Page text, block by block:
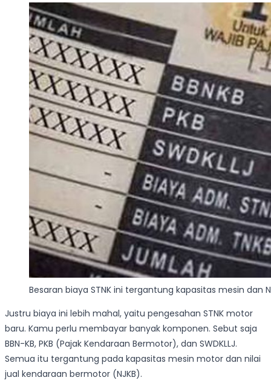
Besaran biaya STNK ini tergantung kapasitas mesin dan
Justru biaya ini lebih mahal, yaitu pengesahan STNK motor
baru. Kamu perlu membayar banyak komponen. Sebut saja
BBN-KB, PKB (Pajak Kendaraan Bermotor), dan SWDKLLJ.
Semua itu tergantung pada kapasitas mesin motor dan nilai
jual kendaraan bermotor (NJKB).